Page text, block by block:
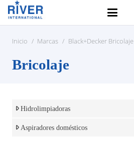
Inicio / Marcas / Black+Decker Bricolaje
Bricolaje
Hidrolimpiadoras
Aspiradores domésticos